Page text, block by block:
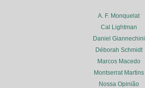
A. F. Monquelat
Cal Lightman
Daniel Giannechini
Déborah Schmidt
Marcos Macedo
Montserrat Martins
Nossa Opinião